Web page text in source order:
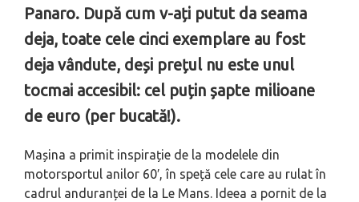
Panaro. După cum v-ați putut da seama
deja, toate cele cinci exemplare au fost
deja vândute, deși prețul nu este unul
tocmai accesibil: cel puțin șapte milioane
de euro (per bucată!).
Mașina a primit inspirație de la modelele din
motorsportul anilor 60′, în speță cele care au rulat în
cadrul anduranței de la Le Mans. Ideea a pornit de la